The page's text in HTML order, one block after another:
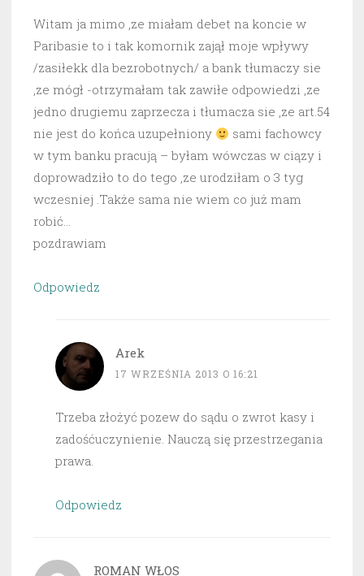
Witam ja mimo ,ze miałam debet na koncie w
Paribasie to i tak komornik zajął moje wpływy
/zasiłekk dla bezrobotnych/ a bank tłumaczy sie
,ze mógł -otrzymałam tak zawiłe odpowiedzi ,ze
jedno drugiemu zaprzecza i tłumacza sie ,ze art.54
nie jest do końca uzupełniony
sami fachowcy
w tym banku pracują – byłam wówczas w ciązy i
doprowadziło to do tego ,ze urodziłam o 3 tyg
wczesniej .Także sama nie wiem co już mam
robić…
pozdrawiam
Odpowiedz
Arek
17 WRZEŚNIA 2013 O 16:21
Trzeba złożyć pozew do sądu o zwrot kasy i
zadośćuczynienie. Nauczą się przestrzegania
prawa.
Odpowiedz
ROMAN WŁOS